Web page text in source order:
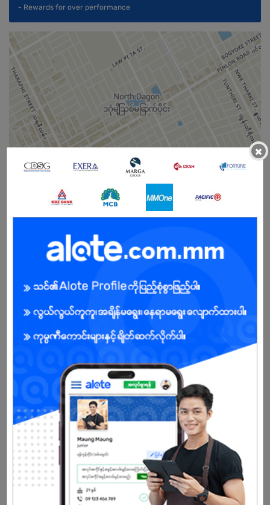
- Rewards for over performance
About Our Company
About Us !
AIMA Technology Group, founded in September 1999 by Hua
Duan, is a prominent Chinese manufacturer specializing in electric
two-wheeled vehicles, including electric scooters, bicycles,
motorcycles, and tricycles. The company has established a
global presence with production facilities in China and the United
States, and logistics centers in Vietnam, Indonesia, India, Poland,
and Brazil. Sales subsidiaries operate in Vietnam, Indonesia, India,
Germany, Brazil, and the United States.
AIMA E-Bike, we are driven by a vision to revolutionize urban
mobility in Myanmar through innovative, eco-friendly, and
efficient electric bikes. As a pioneer in the green transportation
movement, AIMA brings world-class technology, cutting-edge
design, and reliable performance to every ride.With a commitment
to sustainability and customer satisfaction, our e-bikes are
crafted to meet the needs of modern riders — from daily
commuters to adventure seekers. We aim to reduce carbon
emissions, ease traffic congestion, and offer an affordable
alternative to traditional fuel-powered vehicles.Join us in
powering a cleaner, smarter, and greener future — one ride at a
×